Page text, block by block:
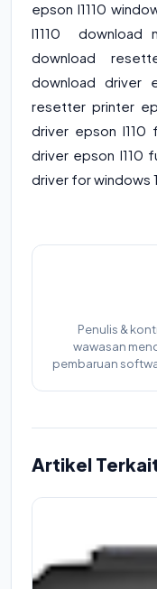
epson l1110
l1110 download
download
download driver
resetter printer
driver epson
driver epson l110
driver for windows
Penulis &
wawasan
pembaruan
Artikel